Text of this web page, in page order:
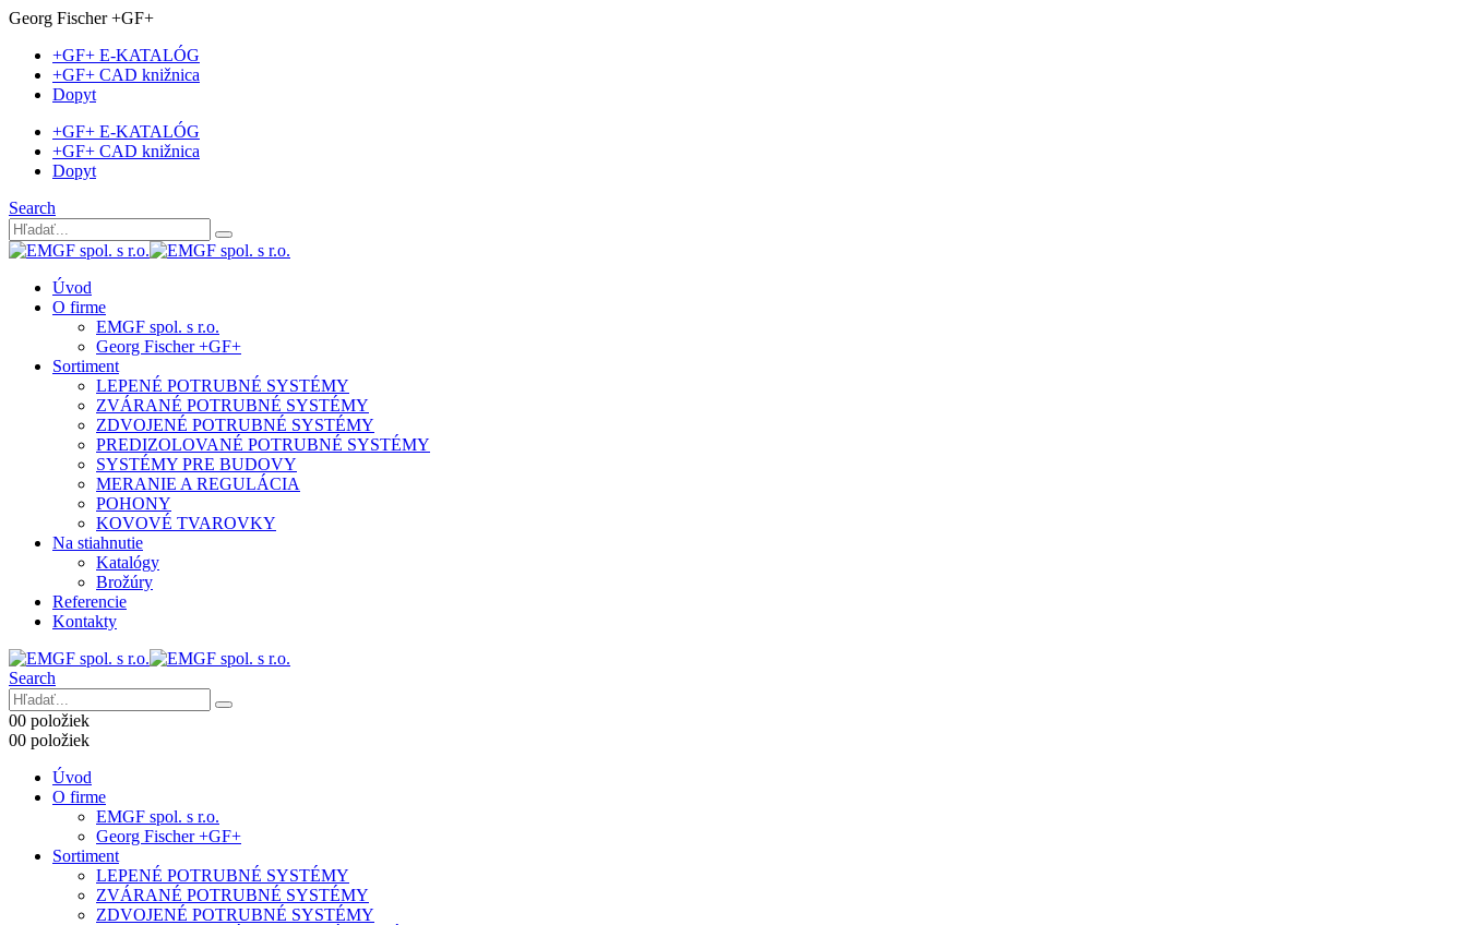
Georg Fischer +GF+
+GF+ E-KATALÓG
+GF+ CAD knižnica
Dopyt
+GF+ E-KATALÓG
+GF+ CAD knižnica
Dopyt
Search
Úvod
O firme
EMGF spol. s r.o.
Georg Fischer +GF+
Sortiment
LEPENÉ POTRUBNÉ SYSTÉMY
ZVÁRANÉ POTRUBNÉ SYSTÉMY
ZDVOJENÉ POTRUBNÉ SYSTÉMY
PREDIZOLOVANÉ POTRUBNÉ SYSTÉMY
SYSTÉMY PRE BUDOVY
MERANIE A REGULÁCIA
POHONY
KOVOVÉ TVAROVKY
Na stiahnutie
Katalógy
Brožúry
Referencie
Kontakty
Search
00 položiek
00 položiek
Úvod
O firme
EMGF spol. s r.o.
Georg Fischer +GF+
Sortiment
LEPENÉ POTRUBNÉ SYSTÉMY
ZVÁRANÉ POTRUBNÉ SYSTÉMY
ZDVOJENÉ POTRUBNÉ SYSTÉMY